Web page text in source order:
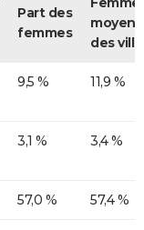
Part des
femmes
des
9,5 % 11,9 %
3,1 % 3,4 %
57,0 % 57,4 %